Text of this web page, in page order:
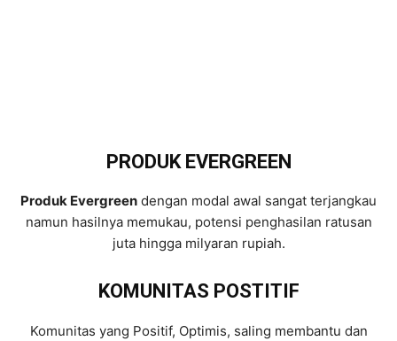
PRODUK EVERGREEN
Produk Evergreen dengan modal awal sangat terjangkau
namun hasilnya memukau, potensi penghasilan ratusan
juta hingga milyaran rupiah.
KOMUNITAS POSTITIF
Komunitas yang Positif, Optimis, saling membantu dan